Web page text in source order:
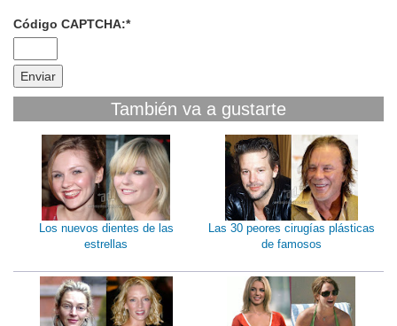
Código CAPTCHA:*
También va a gustarte
Los nuevos dientes de las
estrellas
Las 30 peores cirugías plásticas
de famosos